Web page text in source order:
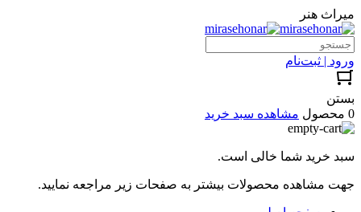
میراث هنر
ورود | ثبت‌نام
بستن
0 محصول
مشاهده سبد خرید
سبد خرید شما خالی است.
جهت مشاهده محصولات بیشتر به صفحات زیر مراجعه نمایید.